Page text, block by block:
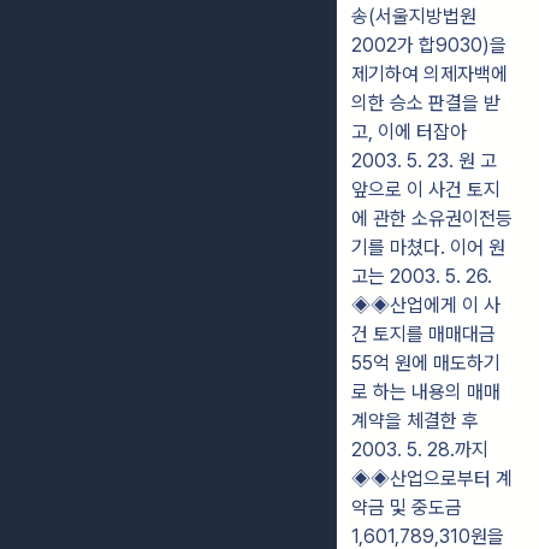
송(서울지방법원
2002가 합9030)을
제기하여 의제자백에
의한 승소 판결을 받
고, 이에 터잡아
2003. 5. 23. 원 고
앞으로 이 사건 토지
에 관한 소유권이전등
기를 마쳤다. 이어 원
고는 2003. 5. 26.
◈◈산업에게 이 사
건 토지를 매매대금
55억 원에 매도하기
로 하는 내용의 매매
계약을 체결한 후
2003. 5. 28.까지
◈◈산업으로부터 계
약금 및 중도금
1,601,789,310원을